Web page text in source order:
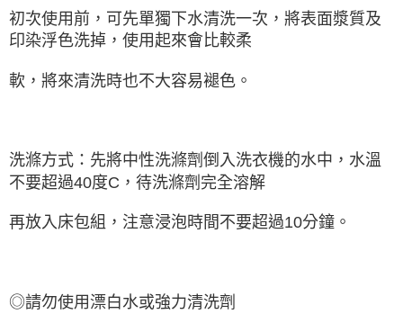
初次使用前，可先單獨下水清洗一次，將表面漿質及
印染浮色洗掉，使用起來會比較柔
軟，將來清洗時也不大容易褪色。
洗滌方式：先將中性洗滌劑倒入洗衣機的水中，水溫
不要超過40度C，待洗滌劑完全溶解
再放入床包組，注意浸泡時間不要超過10分鐘。
◎請勿使用漂白水或強力清洗劑